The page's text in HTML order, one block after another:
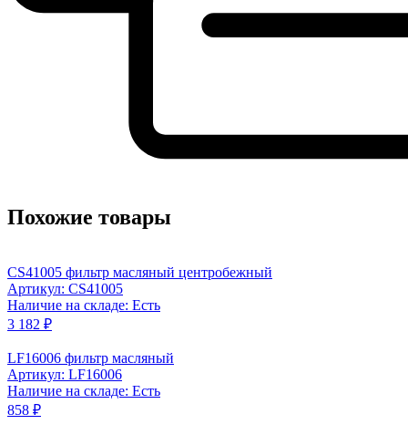
Похожие товары
CS41005 фильтр масляный центробежный
Артикул: CS41005
Наличие на складе: Есть
3 182 ₽
LF16006 фильтр масляный
Артикул: LF16006
Наличие на складе: Есть
858 ₽